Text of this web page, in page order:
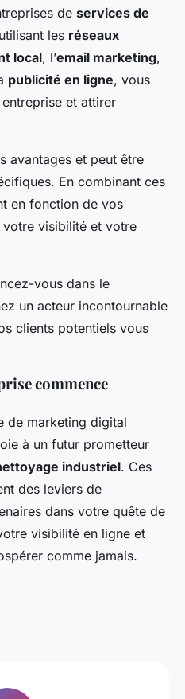
de services de
les réseaux
local, l’email marketing,
publicité en ligne, vous
et attirer
avantages et peut être
En combinant ces
en fonction de vos
visibilité et votre
vous dans le
un acteur incontournable
clients potentiels vous
commence
de marketing digital
à un futur prometteur
industriel. Ces
des leviers de
dans votre quête de
visibilité en ligne et
comme jamais.